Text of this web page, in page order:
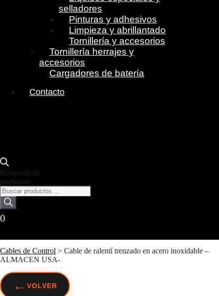
Cables de Control > Cable de ralentí trenzado en acero inoxidable –
ALMACEN USA-
selladores
Pinturas y adhesivos
Limpieza y abrillantado
Tornillería y accesorios
Tornillería herrajes y
accesorios
Cargadores de batería
Contacto
Búsqueda de
productos
0
← VOLVER